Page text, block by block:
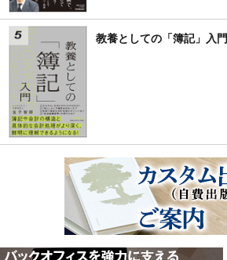
教養としての「簿記」入門